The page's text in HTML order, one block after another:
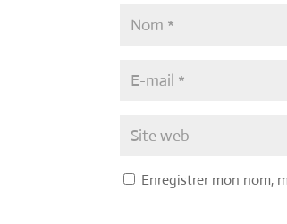
Enregistrer mon nom,